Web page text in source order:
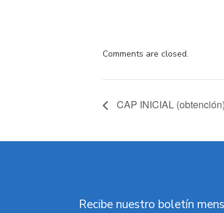
Comments are closed.
CAP INICIAL
Recibe nuestro boletín